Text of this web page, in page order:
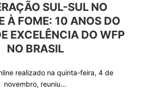
SUL-SUL NO
À FOME: 10 ANOS DO
EXCELÊNCIA DO WFP
NO BRASIL
realizado na quinta-feira, 4 de
novembro, reuniu…